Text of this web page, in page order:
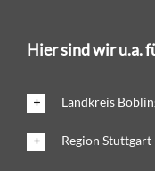
Hier sind wir u.a.
Landkreis
Region Stuttgart